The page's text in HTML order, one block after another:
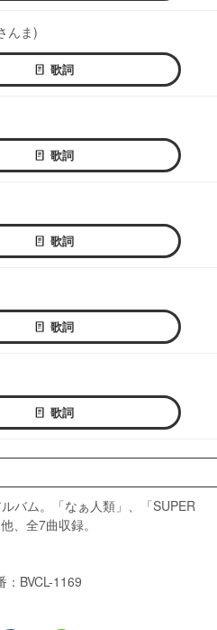
んま)
歌詞
歌詞
歌詞
歌詞
歌詞
バム。「なぁ人類」、「SUPER
、全7曲収録。
BVCL-1169